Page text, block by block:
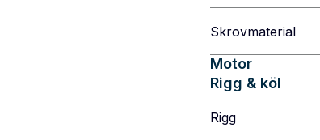
Skrovmaterial
Motor
Rigg & köl
Rigg